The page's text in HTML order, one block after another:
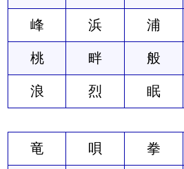
峰 浜 浦
桃 畔 般
浪 烈 眠
竜 唄 拳